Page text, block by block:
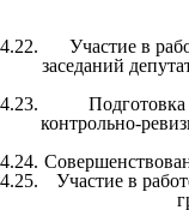
4.22.
Участие в
заседаний
4.23.
контрольно-
4.24.
4.25.
Участие в